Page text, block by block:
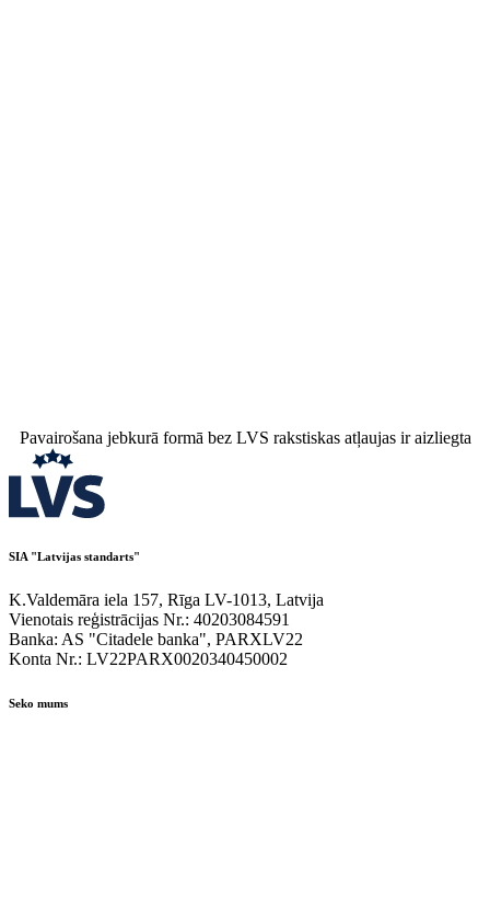
Pavairošana jebkurā formā bez LVS rakstiskas atļaujas ir aizliegta
SIA "Latvijas standarts"
K.Valdemāra iela 157, Rīga LV-1013, Latvija
Vienotais reģistrācijas Nr.: 40203084591
Banka: AS "Citadele banka", PARXLV22
Konta Nr.: LV22PARX0020340450002
Seko mums